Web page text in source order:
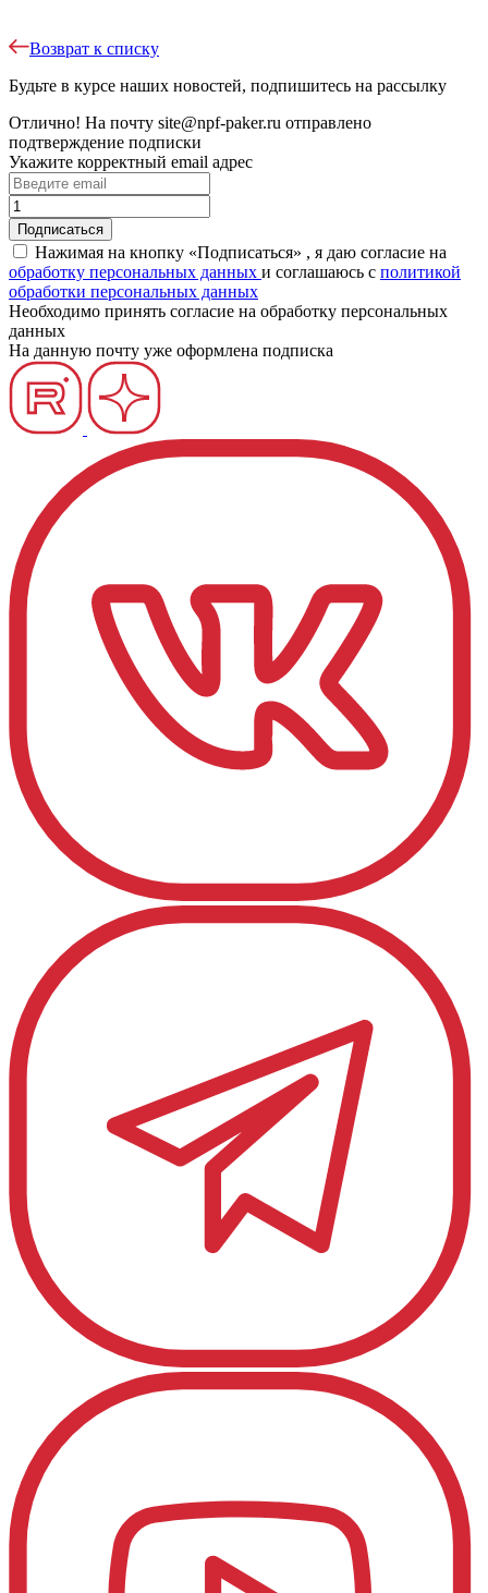
Возврат к списку
Будьте в курсе наших новостей, подпишитесь на рассылку
Отлично! На почту site@npf-paker.ru отправлено
подтверждение подписки
Укажите корректный email адрес
Нажимая на кнопку «Подписаться» , я даю согласие на
обработку персональных данных и соглашаюсь c политикой
обработки персональных данных
Необходимо принять согласие на обработку персональных
данных
На данную почту уже оформлена подписка